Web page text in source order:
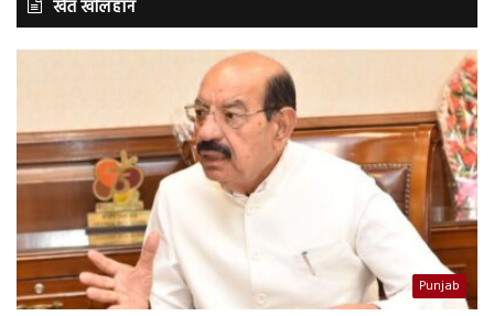
खेत खलिहान
Punjab